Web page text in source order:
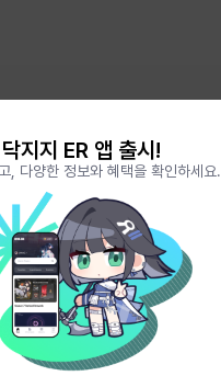
포로지지PORO.GG
롤체지지 LOLCHESS.GG
닥지지 ER 앱 출시!
, 다양한 정보와 혜택을 확인하세요.